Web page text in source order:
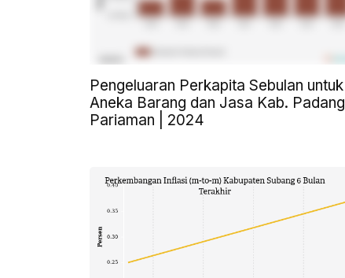
Pengeluaran Perkapita Sebulan untuk
Aneka Barang dan Jasa Kab. Padang
Pariaman | 2024